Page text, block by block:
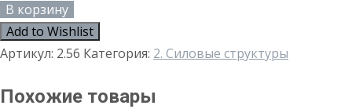
В корзину
Add to Wishlist
Артикул: 2.56 Категория: 2. Силовые структуры
Похожие товары